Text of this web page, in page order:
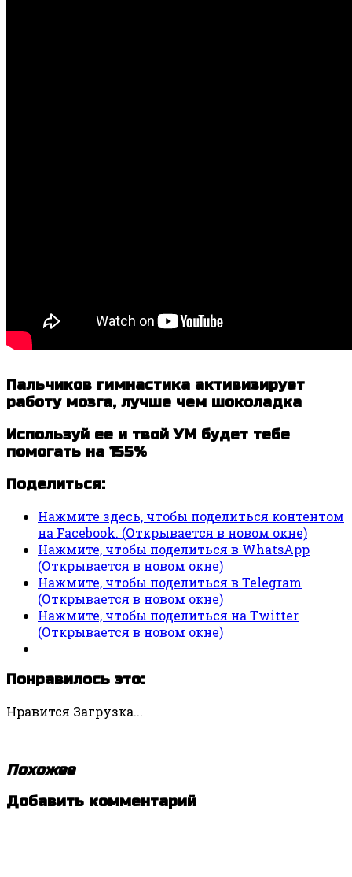
Пальчиков гимнастика активизирует
работу мозга, лучше чем шоколадка
Используй ее и твой УМ будет тебе
помогать на 155%
Поделиться:
Нажмите здесь, чтобы поделиться контентом
на Facebook. (Открывается в новом окне)
Нажмите, чтобы поделиться в WhatsApp
(Открывается в новом окне)
Нажмите, чтобы поделиться в Telegram
(Открывается в новом окне)
Нажмите, чтобы поделиться на Twitter
(Открывается в новом окне)
Понравилось это:
Нравится Загрузка...
Похожее
Добавить комментарий